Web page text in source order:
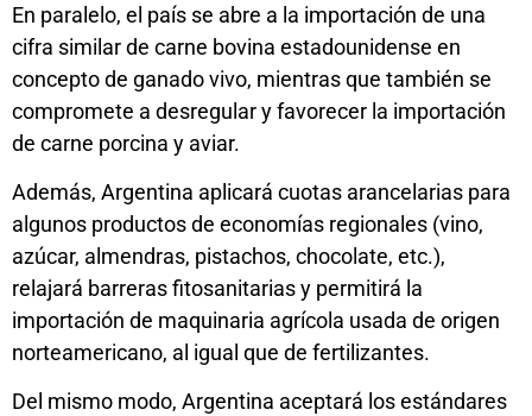
En paralelo, el país se abre a la importación de una
cifra similar de carne bovina estadounidense en
concepto de ganado vivo, mientras que también se
compromete a desregular y favorecer la importación
de carne porcina y aviar.
Además, Argentina aplicará cuotas arancelarias para
algunos productos de economías regionales (vino,
azúcar, almendras, pistachos, chocolate, etc.),
relajará barreras fitosanitarias y permitirá la
importación de maquinaria agrícola usada de origen
norteamericano, al igual que de fertilizantes.
Del mismo modo, Argentina aceptará los estándares